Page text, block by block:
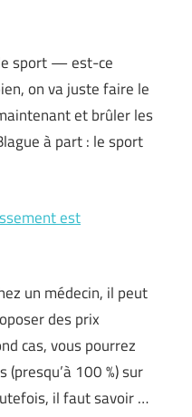
sport — est-ce
on va juste faire le
et brûler les
à part : le sport
est
un médecin, il peut
des prix
cas, vous pourrez
100 %) sur
il faut savoir …